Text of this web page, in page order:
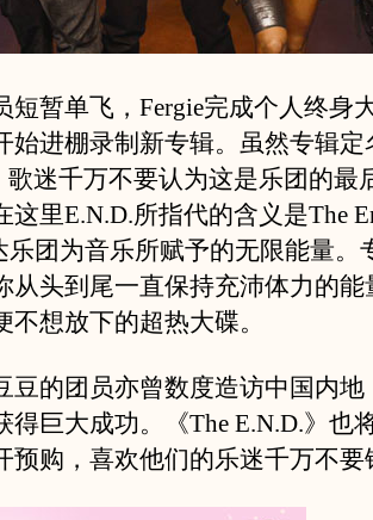
暂单飞，Fergie完成个人终身
始进棚录制新专辑。虽然专辑定
歌迷千万不要认为这是乐团的最
这里E.N.D.所指代的含义是The
乐团为音乐所赋予的无限能量。
从头到尾一直保持充沛体力的能
不想放下的超热大碟。
的团员亦曾数度造访中国内地
得巨大成功。《The E.N.D.》也
预购，喜欢他们的乐迷千万不要